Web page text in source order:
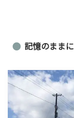
記憶のままに